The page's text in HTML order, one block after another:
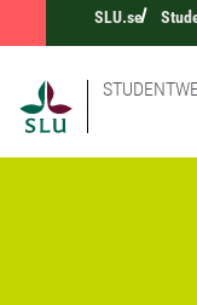
SLU.se